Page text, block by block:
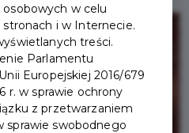
w celu
stronach i w Internecie.
treści.
Parlamentu
Europejskiej 2016/679
r. w sprawie ochrony
z przetwarzaniem
sprawie swobodnego